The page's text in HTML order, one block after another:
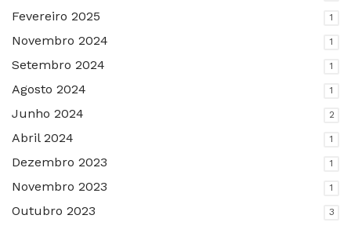
Fevereiro 2025 1
Novembro 2024 1
Setembro 2024 1
Agosto 2024 1
Junho 2024 2
Abril 2024 1
Dezembro 2023 1
Novembro 2023 1
Outubro 2023 3